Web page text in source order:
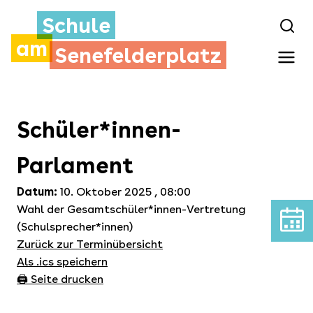
Schule
am Senefelderplatz
Schüler*innen-
Parlament
Datum: 10. Oktober 2025 , 08:00
Wahl der Gesamtschüler*innen-Vertretung
(Schulsprecher*innen)
Zurück zur Terminübersicht
Als .ics speichern
🖨️ Seite drucken